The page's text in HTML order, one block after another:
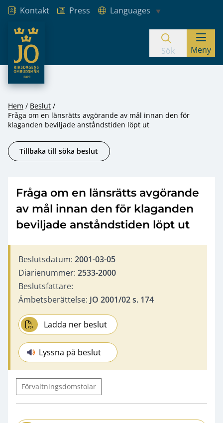
Hoppa till innehåll
Kontakt Press
Languages
JO – Riksdagens Ombudsmän
Sök Meny
Hem
Beslut
Fråga om en länsrätts avgörande av mål innan den för
klaganden beviljade anståndstiden löpt ut
Tillbaka till söka beslut
Fråga om en länsrätts avgörande
av mål innan den för klaganden
beviljade anståndstiden löpt ut
Beslutsdatum: 2001-03-05
Diarienummer: 2533-2000
Beslutsfattare:
Ämbetsberättelse: JO 2001/02 s. 174
Ladda ner beslut
Lyssna på beslut
Förvaltningsdomstolar